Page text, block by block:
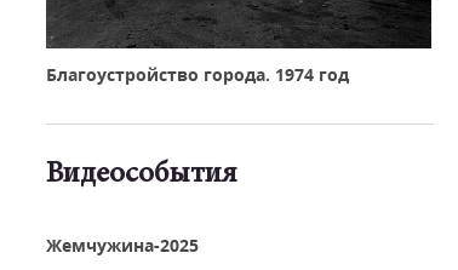
Благоустройство города. 1974 год
Видеособытия
Жемчужина-2025